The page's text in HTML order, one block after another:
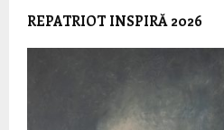
REPATRIOT INSPIRĂ 2026